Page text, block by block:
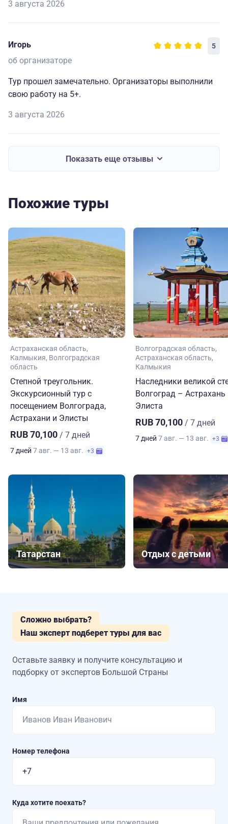
3 августа 2026
Игорь 5
об организаторе
Тур прошел замечательно. Организаторы выполнили
свою работу на 5+.
3 августа 2026
Показать еще отзывы
Похожие туры
Астраханская область
Калмыкия Волгоградская
область
Степной треугольник.
Экскурсионный тур с
посещением Волгограда,
Астрахани и Элисты
RUB 70,100 / 7 дней
7 дней 7 авг. — 13 авг. +3
Волгоградская область
Астраханская область
Калмыкия
Наследники великой
Волгоград – Астрахань
Элиста
RUB 70,100 / 7 дней
7 дней 7 авг. — 13 авг. +3
Татарстан Отдых с детьми
Сложно выбрать?
Наш эксперт подберет туры для вас
Оставьте заявку и получите консультацию и
подборку от экспертов Большой Страны
Имя
Номер телефона
Куда хотите поехать?